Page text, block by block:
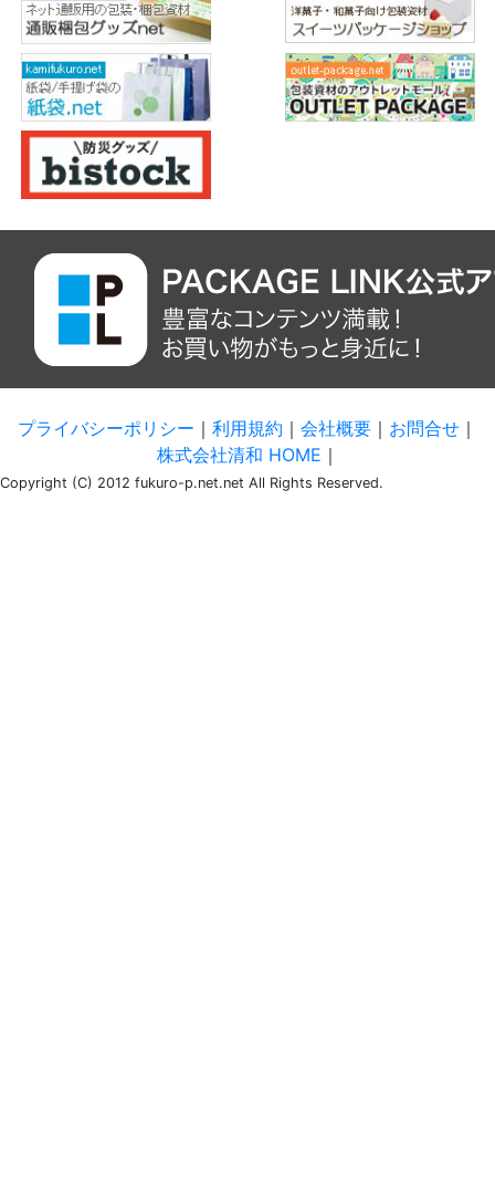
プライバシーポリシー ｜ 利用規約 ｜ 会社概要 ｜ お問合せ ｜
株式会社清和 HOME ｜
Copyright (C) 2012 fukuro-p.net.net All Rights Reserved.